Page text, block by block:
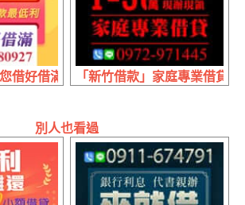
您借好借滿 高額度放款 | 繳款最低利 軍人
「新竹借款」家庭專業借貸
別人也看過